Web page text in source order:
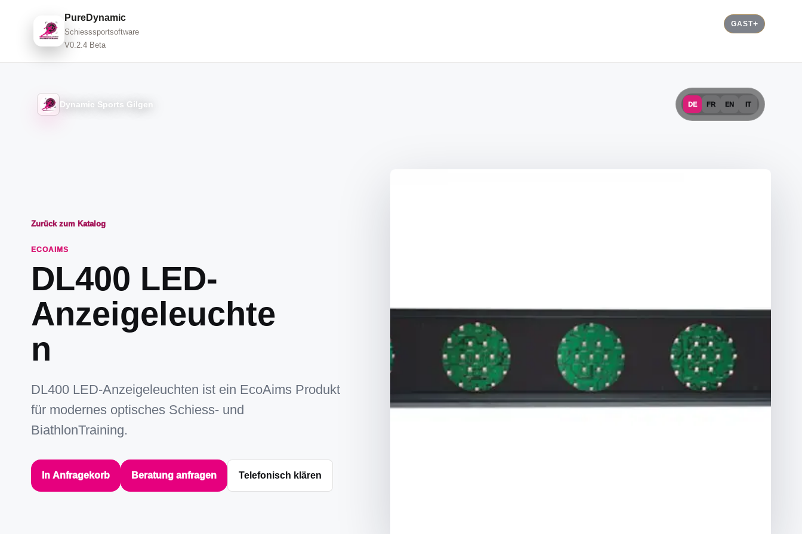
PureDynamic
Schiesssportsoftware
V0.2.4 Beta
GAST
Dynamic Sports Gilgen DE FR EN IT
Zurück zum Katalog
ECOAIMS
DL400 LED-
Anzeigeleuchte
n
DL400 LED-Anzeigeleuchten ist ein EcoAims Produkt
für modernes optisches Schiess- und
BiathlonTraining.
In Anfragekorb Beratung anfragen Telefonisch klären